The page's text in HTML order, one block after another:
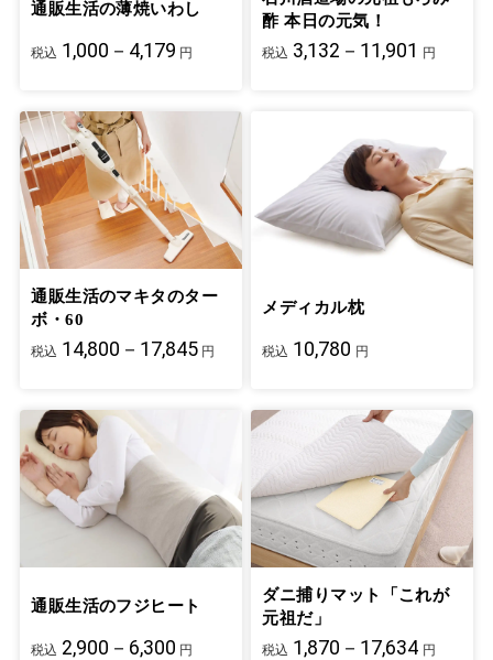
通販生活の薄焼いわし
税込 1,000－4,179 円
酢 本日の元気！
税込 3,132－11,901 円
通販生活のマキタのター
ボ・60
税込 14,800－17,845 円
メディカル枕
税込 10,780 円
通販生活のフジヒート
税込 2,900－6,300 円
ダニ捕りマット「これが
元祖だ」
税込 1,870－17,634 円